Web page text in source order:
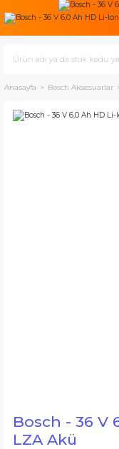
Anasayfa Bosch Aksesuarlar
Bosch - 36 V
LZA Akü